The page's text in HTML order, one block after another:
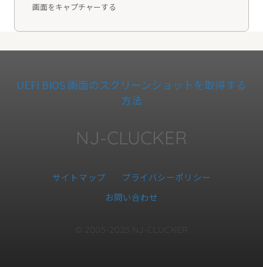
画面をキャプチャーする
UEFI BIOS 画面のスクリーンショットを取得する
方法
NJ-CLUCKER
サイトマップ
プライバシーポリシー
お問い合わせ